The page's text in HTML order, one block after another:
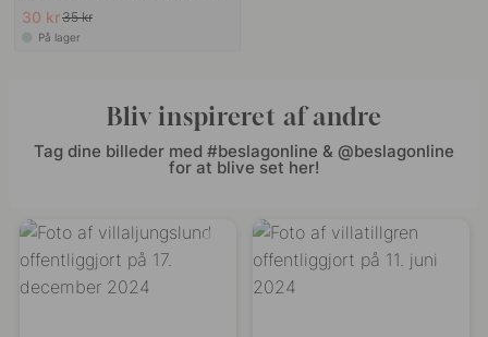
30 kr35 kr
På lager
Bliv inspireret af andre
Tag dine billeder med #beslagonline & @beslagonline
for at blive set her!